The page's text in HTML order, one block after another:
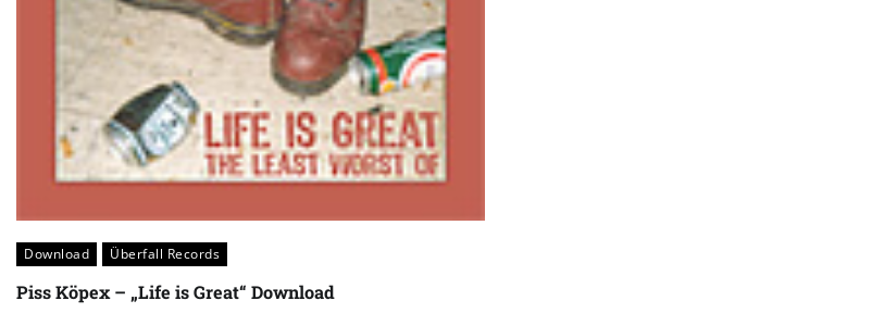
Download Überfall Records
Piss Köpex – „Life is Great“ Download